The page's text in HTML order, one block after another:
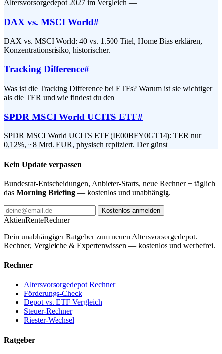
Altersvorsorgedepot 2027 im Vergleich —
DAX vs. MSCI World#
DAX vs. MSCI World: 40 vs. 1.500 Titel, Home Bias erklären,
Konzentrationsrisiko, historischer.
Tracking Difference#
Was ist die Tracking Difference bei ETFs? Warum ist sie wichtiger
als die TER und wie findest du den
SPDR MSCI World UCITS ETF#
SPDR MSCI World UCITS ETF (IE00BFY0GT14): TER nur
0,12%, ~8 Mrd. EUR, physisch repliziert. Der günst
Kein Update verpassen
Bundesrat-Entscheidungen, Anbieter-Starts, neue Rechner + täglich
das Morning Briefing — kostenlos und unabhängig.
Kostenlos anmelden
AktienRenteRechner
Dein unabhängiger Ratgeber zum neuen Altersvorsorgedepot.
Rechner, Vergleiche & Expertenwissen — kostenlos und werbefrei.
Rechner
Altersvorsorgedepot Rechner
Förderungs-Check
Depot vs. ETF Vergleich
Steuer-Rechner
Riester-Wechsel
Ratgeber